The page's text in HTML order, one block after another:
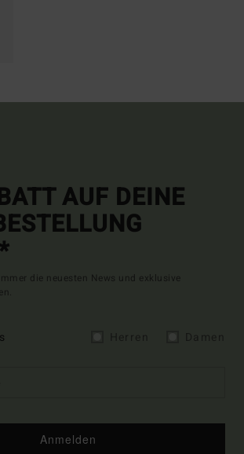
AUF DEINE
die neuesten News und exklusive
Anmelden